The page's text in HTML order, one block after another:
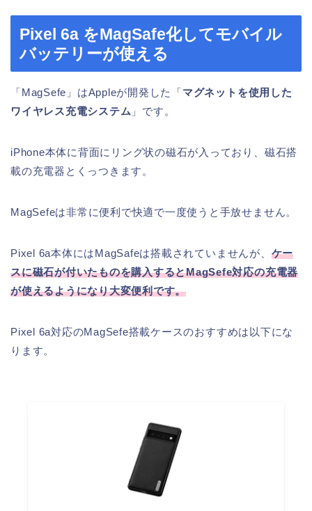
Pixel 6a をMagSafe化してモバイル
バッテリーが使える
「MagSefe」はAppleが開発した「マグネットを使用した
ワイヤレス充電システム 」です。
iPhone本体に背面にリング状の磁石が入っており、磁石搭
載の充電器とくっつきます。
MagSefeは非常に便利で快適で一度使うと手放せません。
Pixel 6a本体にはMagSafeは搭載されていませんが、 ケー
スに磁石が付いたものを購入するとMagSefe対応の充電器
が使えるようになり大変便利です。
Pixel 6a対応のMagSefe搭載ケースのおすすめは以下にな
ります。